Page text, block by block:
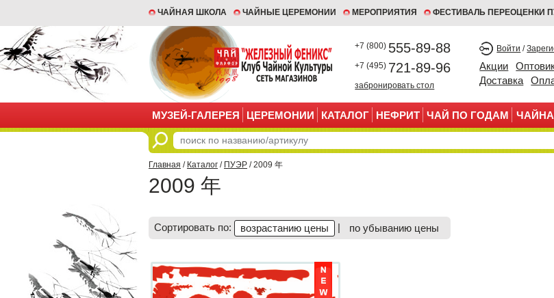
ЧАЙНАЯ ШКОЛА ЧАЙНЫЕ ЦЕРЕМОНИИ МЕРОПРИЯТИЯ ФЕСТИВАЛЬ ПЕРЕОЦЕНКИ
+7 (800) 555-89-88
+7 (495) 721-89-96
забронировать стол
Войти /
Акции
Доставка
МУЗЕЙ-ГАЛЕРЕЯ ЦЕРЕМОНИИ КАТАЛОГ НЕФРИТ ЧАЙ ПО ГОДАМ
Главная / Каталог / ПУЭР / 2009 年
2009 年
Сортировать по: возрастанию цены | по убыванию цены